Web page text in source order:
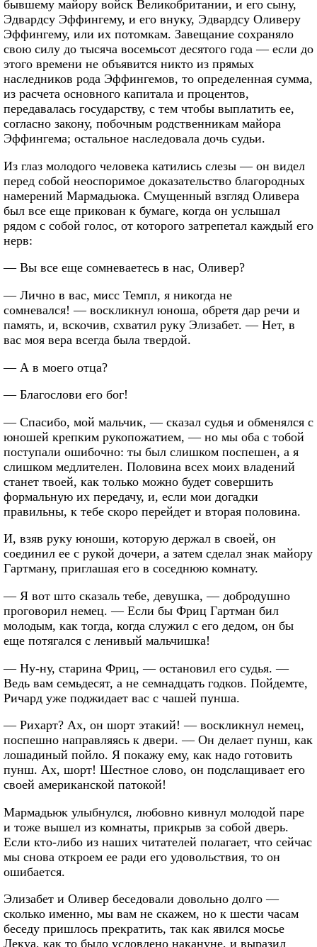
бывшему майору войск Великобритании, и его сыну,
Эдвардсу Эффингему, и его внуку, Эдвардсу Оливеру
Эффингему, или их потомкам. Завещание сохраняло
свою силу до тысяча восемьсот десятого года — если до
этого времени не объявится никто из прямых
наследников рода Эффингемов, то определенная сумма,
из расчета основного капитала и процентов,
передавалась государству, с тем чтобы выплатить ее,
согласно закону, побочным родственникам майора
Эффингема; остальное наследовала дочь судьи.
Из глаз молодого человека катились слезы — он видел
перед собой неоспоримое доказательство благородных
намерений Мармадьюка. Смущенный взгляд Оливера
был все еще прикован к бумаге, когда он услышал
рядом с собой голос, от которого затрепетал каждый его
нерв:
— Вы все еще сомневаетесь в нас, Оливер?
— Лично в вас, мисс Темпл, я никогда не
сомневался! — воскликнул юноша, обретя дар речи и
память, и, вскочив, схватил руку Элизабет. — Нет, в
вас моя вера всегда была твердой.
— А в моего отца?
— Благослови его бог!
— Спасибо, мой мальчик, — сказал судья и обменялся с
юношей крепким рукопожатием, — но мы оба с тобой
поступали ошибочно: ты был слишком поспешен, а я
слишком медлителен. Половина всех моих владений
станет твоей, как только можно будет совершить
формальную их передачу, и, если мои догадки
правильны, к тебе скоро перейдет и вторая половина.
И, взяв руку юноши, которую держал в своей, он
соединил ее с рукой дочери, а затем сделал знак майору
Гартману, приглашая его в соседнюю комнату.
— Я вот што сказаль тебе, девушка, — добродушно
проговорил немец. — Если бы Фриц Гартман бил
молодым, как тогда, когда служил с его дедом, он бы
еще потягался с ленивый мальчишка!
— Ну-ну, старина Фриц, — остановил его судья. —
Ведь вам семьдесят, а не семнадцать годков. Пойдемте,
Ричард уже поджидает вас с чашей пунша.
— Рихарт? Ах, он шорт этакий! — воскликнул немец,
поспешно направляясь к двери. — Он делает пунш, как
лошадиный пойло. Я покажу ему, как надо готовить
пунш. Ах, шорт! Шестное слово, он подслащивает его
своей американской патокой!
Мармадьюк улыбнулся, любовно кивнул молодой паре
и тоже вышел из комнаты, прикрыв за собой дверь.
Если кто-либо из наших читателей полагает, что сейчас
мы снова откроем ее ради его удовольствия, то он
ошибается.
Элизабет и Оливер беседовали довольно долго —
сколько именно, мы вам не скажем, но к шести часам
беседу пришлось прекратить, так как явился мосье
Лекуа, как то было условлено накануне, и выразил